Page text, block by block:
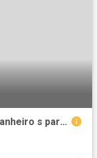
Kitnet/ Studio com 1 Quarto s e 1 banheiro s para Alugar, 35 m² por R$ 831 / Mês